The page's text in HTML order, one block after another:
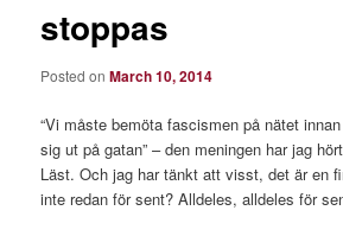
stoppas
Posted onMarch 10, 2014
“Vi måste bemöta fascismen på nätet
sig ut på gatan” – den meningen har jag
Läst. Och jag har tänkt att visst, det är en
inte redan för sent? Alldeles, alldeles för